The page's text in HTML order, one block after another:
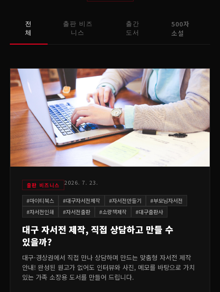
전
체
출판 비즈
니스
출간
도서
500자
소설
출판 비즈니스 2026. 7. 23.
#마이티북스 #대구자서전제작 #자서전만들기 #부모님자서전
#자서전인쇄 #자서전출판 #소량책제작 #대구출판사
대구 자서전 제작, 직접 상담하고 만들 수
있을까?
대구·경상권에서 직접 만나 상담하며 만드는 맞춤형 자서전 제작
안내! 완성된 원고가 없어도 인터뷰와 사진, 메모를 바탕으로 가치
있는 가족 소장용 도서를 만들어 드립니다.